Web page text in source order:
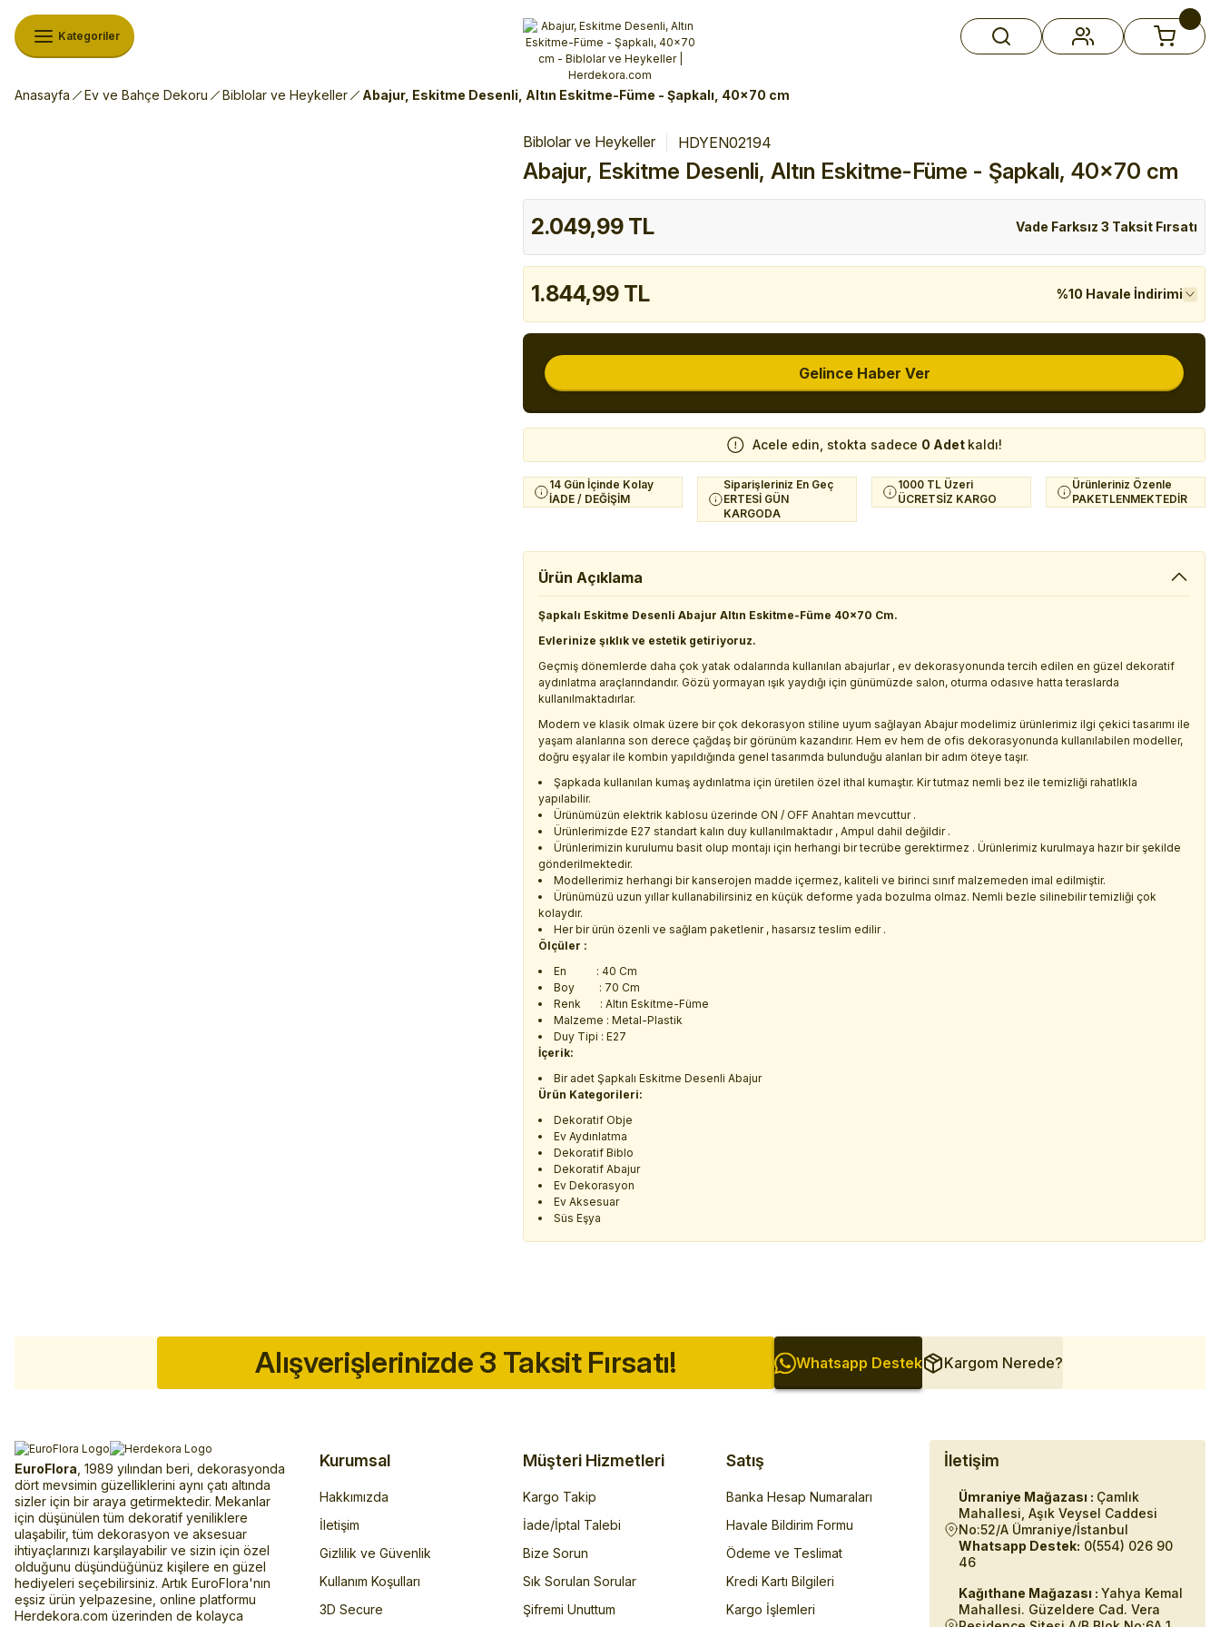
Alışverişlerinizde 3 Taksit Fırsatı!İlk siparişinizi verin!
%10 Havale İndirimi
Şimdi Alışveriş yap!
Kategoriler
Anasayfa Ev ve Bahçe Dekoru Biblolar ve Heykeller Abajur, Eskitme Desenli, Altın Eskitme-Füme - Şapkalı, 40x70 cm
Biblolar ve Heykeller HDYEN02194
Abajur, Eskitme Desenli, Altın Eskitme-Füme - Şapkalı, 40x70 cm
2.049,99 TL Vade Farksız 3 Taksit Fırsatı
1.844,99 TL %10 Havale İndirimi
Gelince Haber Ver
Acele edin, stokta sadece 0 Adet kaldı!
14 Gün İçinde Kolay
İADE / DEĞİŞİM
Siparişleriniz En Geç
ERTESİ GÜN
KARGODA
1000 TL Üzeri
ÜCRETSİZ KARGO
Ürünleriniz Özenle
PAKETLENMEKTEDİR
Ürün Açıklama
Şapkalı Eskitme Desenli Abajur Altın Eskitme-Füme 40x70 Cm.
Evlerinize şıklık ve estetik getiriyoruz.
Geçmiş dönemlerde daha çok yatak odalarında kullanılan abajurlar , ev dekorasyonunda tercih edilen en güzel dekoratif
aydınlatma araçlarındandır. Gözü yormayan ışık yaydığı için günümüzde salon, oturma odasıve hatta teraslarda
kullanılmaktadırlar.
Modern ve klasik olmak üzere bir çok dekorasyon stiline uyum sağlayan Abajur modelimiz ürünlerimiz ilgi çekici tasarımı ile
yaşam alanlarına son derece çağdaş bir görünüm kazandırır. Hem ev hem de ofis dekorasyonunda kullanılabilen modeller,
doğru eşyalar ile kombin yapıldığında genel tasarımda bulunduğu alanları bir adım öteye taşır.
Şapkada kullanılan kumaş aydınlatma için üretilen özel ithal kumaştır. Kir tutmaz nemli bez ile temizliği rahatlıkla
yapılabilir.
Ürünümüzün elektrik kablosu üzerinde ON / OFF Anahtarı mevcuttur .
Ürünlerimizde E27 standart kalın duy kullanılmaktadır , Ampul dahil değildir .
Ürünlerimizin kurulumu basit olup montajı için herhangi bir tecrübe gerektirmez . Ürünlerimiz kurulmaya hazır bir şekilde
gönderilmektedir.
Modellerimiz herhangi bir kanserojen madde içermez, kaliteli ve birinci sınıf malzemeden imal edilmiştir.
Ürünümüzü uzun yıllar kullanabilirsiniz en küçük deforme yada bozulma olmaz. Nemli bezle silinebilir temizliği çok
kolaydır.
Her bir ürün özenli ve sağlam paketlenir , hasarsız teslim edilir .
Ölçüler :
En : 40 Cm
Boy : 70 Cm
Renk : Altın Eskitme-Füme
Malzeme : Metal-Plastik
Duy Tipi : E27
İçerik:
Bir adet Şapkalı Eskitme Desenli Abajur
Ürün Kategorileri:
Dekoratif Obje
Ev Aydınlatma
Dekoratif Biblo
Dekoratif Abajur
Ev Dekorasyon
Ev Aksesuar
Süs Eşya
Alışverişlerinizde 3 Taksit Fırsatı! Whatsapp Destek Kargom Nerede?
EuroFlora , 1989 yılından beri, dekorasyonda
dört mevsimin güzelliklerini aynı çatı altında
sizler için bir araya getirmektedir. Mekanlar
için düşünülen tüm dekoratif yeniliklere
ulaşabilir, tüm dekorasyon ve aksesuar
ihtiyaçlarınızı karşılayabilir ve sizin için özel
olduğunu düşündüğünüz kişilere en güzel
hediyeleri seçebilirsiniz. Artık EuroFlora'nın
eşsiz ürün yelpazesine, online platformu
Herdekora.com üzerinden de kolayca
Kurumsal
Hakkımızda
İletişim
Gizlilik ve Güvenlik
Kullanım Koşulları
3D Secure
Müşteri Hizmetleri
Kargo Takip
İade/İptal Talebi
Bize Sorun
Sık Sorulan Sorular
Şifremi Unuttum
Satış
Banka Hesap Numaraları
Havale Bildirim Formu
Ödeme ve Teslimat
Kredi Kartı Bilgileri
Kargo İşlemleri
İletişim
Ümraniye Mağazası : Çamlık
Mahallesi, Aşık Veysel Caddesi
No:52/A Ümraniye/İstanbul
Whatsapp Destek: 0(554) 026 90
46
Kağıthane Mağazası : Yahya Kemal
Mahallesi. Güzeldere Cad. Vera